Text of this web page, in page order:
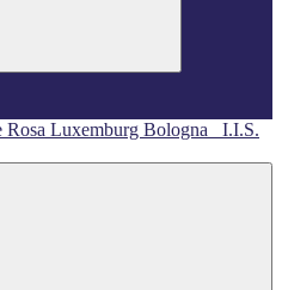
I.I.S.